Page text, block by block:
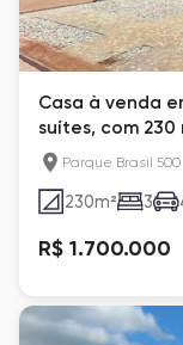
Casa à venda
suítes, com 230
Parque Brasil 500
230m² 3
R$ 1.700.000